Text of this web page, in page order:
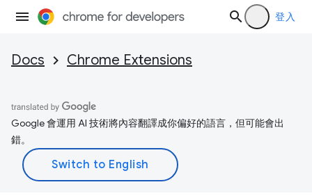
登入
Docs Chrome Extensions
Google 會運用 AI 技術將內容翻譯成你偏好的語言，但可能會出
錯。